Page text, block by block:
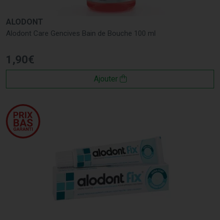
ALODONT
Alodont Care Gencives Bain de Bouche 100 ml
1 ,90€
Ajouter